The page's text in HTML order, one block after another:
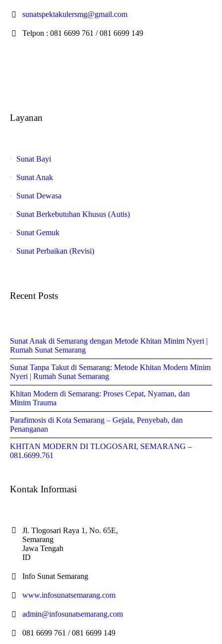
sunatspektakulersmg@gmail.com
Telpon : 081 6699 761 / 081 6699 149
Layanan
Sunat Bayi
Sunat Anak
Sunat Dewasa
Sunat Berkebutuhan Khusus (Autis)
Sunat Gemuk
Sunat Perbaikan (Revisi)
Recent Posts
Sunat Anak di Semarang dengan Metode Khitan Minim Nyeri |
Rumah Sunat Semarang
Sunat Tanpa Takut di Semarang: Metode Khitan Modern Minim
Nyeri | Rumah Sunat Semarang
Khitan Modern di Semarang: Proses Cepat, Nyaman, dan
Minim Trauma
Parafimosis di Kota Semarang – Gejala, Penyebab, dan
Penanganan
KHITAN MODERN DI TLOGOSARI, SEMARANG –
081.6699.761
Kontak Informasi
Jl. Tlogosari Raya 1, No. 65E,
Semarang
Jawa Tengah
ID
Info Sunat Semarang
www.infosunatsemarang.com
admin@infosunatsemarang.com
081 6699 761 / 081 6699 149